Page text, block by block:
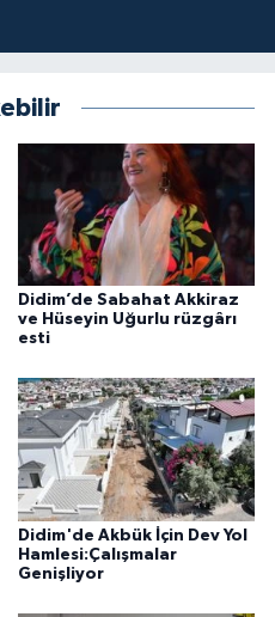
Didim’de Sabahat Akkiraz
ve Hüseyin Uğurlu rüzgârı
esti
Didim'de Akbük İçin Dev Yol
Hamlesi:Çalışmalar
Genişliyor